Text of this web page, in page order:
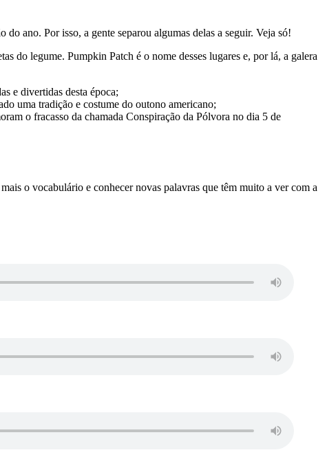
ano. Por isso, a gente separou algumas delas a seguir. Veja só!
do legume. Pumpkin Patch é o nome desses lugares e, por lá, a galera
e divertidas desta época;
uma tradição e costume do outono americano;
o fracasso da chamada Conspiração da Pólvora no dia 5 de
o vocabulário e conhecer novas palavras que têm muito a ver com a